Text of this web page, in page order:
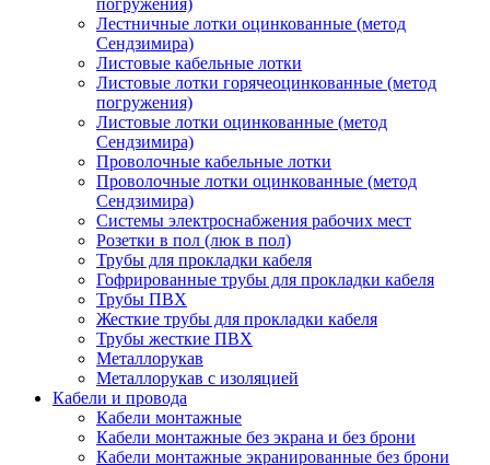
погружения)
Лестничные лотки оцинкованные (метод
Сендзимира)
Листовые кабельные лотки
Листовые лотки горячеоцинкованные (метод
погружения)
Листовые лотки оцинкованные (метод
Сендзимира)
Проволочные кабельные лотки
Проволочные лотки оцинкованные (метод
Сендзимира)
Системы электроснабжения рабочих мест
Розетки в пол (люк в пол)
Трубы для прокладки кабеля
Гофрированные трубы для прокладки кабеля
Трубы ПВХ
Жесткие трубы для прокладки кабеля
Трубы жесткие ПВХ
Металлорукав
Металлорукав с изоляцией
Кабели и провода
Кабели монтажные
Кабели монтажные без экрана и без брони
Кабели монтажные экранированные без брони